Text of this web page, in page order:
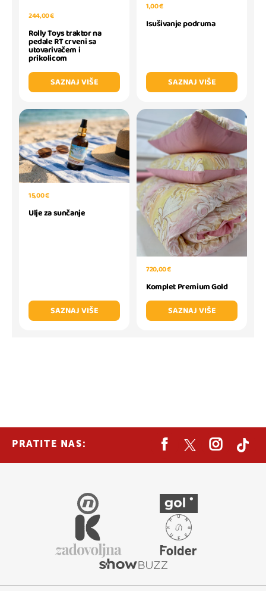
244,00 €
Rolly Toys traktor na
pedale RT crveni sa
utovarivačem i
prikolicom
SAZNAJ VIŠE
1,00 €
Isušivanje podruma
SAZNAJ VIŠE
15,00 €
Ulje za sunčanje
SAZNAJ VIŠE
720,00 €
Komplet Premium Gold
SAZNAJ VIŠE
PRATITE NAS: